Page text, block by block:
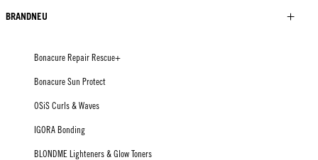
BRANDNEU
Bonacure Repair Rescue+
Bonacure Sun Protect
OSiS Curls & Waves
IGORA Bonding
BLONDME Lighteners & Glow Toners